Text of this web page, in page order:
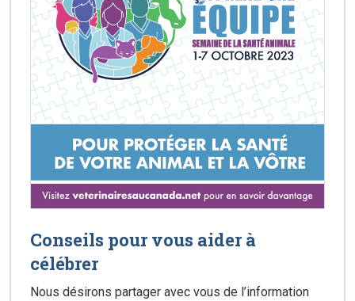
Conseils pour vous aider à
célébrer
Nous désirons partager avec vous de l’information